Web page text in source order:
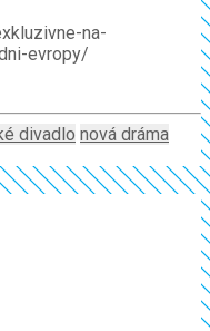
na-
evropy/
divadlo nová dráma